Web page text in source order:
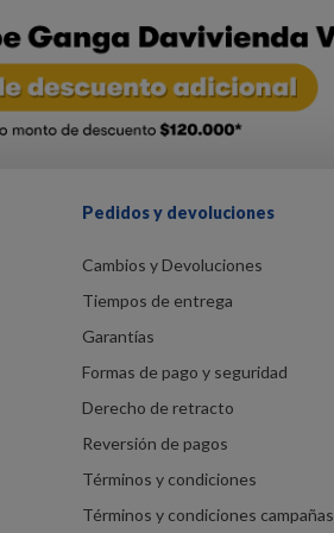
Pedidos y devoluciones
Cambios y Devoluciones
Tiempos de entrega
Garantías
Formas de pago y seguridad
Derecho de retracto
Reversión de pagos
Términos y condiciones
Términos y condiciones campañas